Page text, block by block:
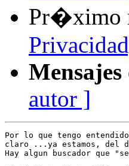
Pr�ximo
autor ]
Por lo que tengo
claro ...ya estamos, del
Hay algun buscador que